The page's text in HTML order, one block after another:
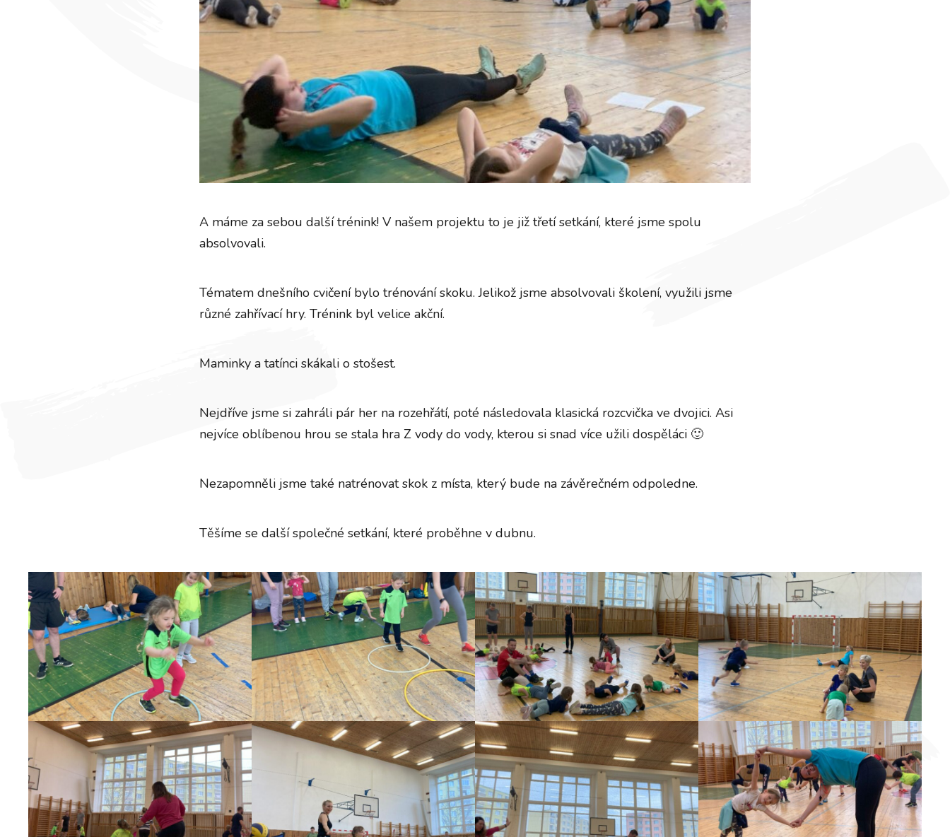
A máme za sebou další trénink! V našem projektu to je již třetí setkání, které jsme spolu
absolvovali.
Tématem dnešního cvičení bylo trénování skoku. Jelikož jsme absolvovali školení, využili jsme
různé zahřívací hry. Trénink byl velice akční.
Maminky a tatínci skákali o stošest.
Nejdříve jsme si zahráli pár her na rozehřátí, poté následovala klasická rozcvička ve dvojici. Asi
nejvíce oblíbenou hrou se stala hra Z vody do vody, kterou si snad více užili dospěláci 🙂
Nezapomněli jsme také natrénovat skok z místa, který bude na závěrečném odpoledne.
Těšíme se další společné setkání, které proběhne v dubnu.